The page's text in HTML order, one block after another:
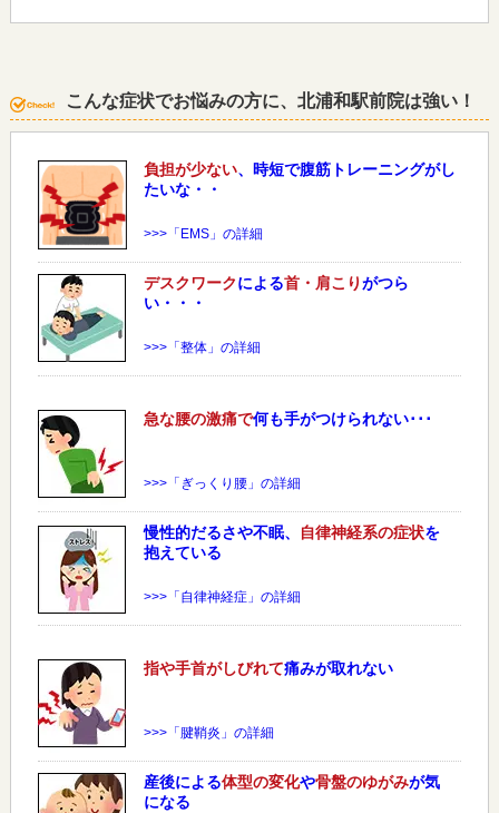
こんな症状でお悩みの方に、北浦和駅前院は強い！
負担が少ない、時短で腹筋トレーニングがし
たいな・・
>>>「EMS」の詳細
デスクワークによる首・肩こりがつら
い・・・
>>>「整体」の詳細
急な腰の激痛で何も手がつけられない･･･
>>>「ぎっくり腰」の詳細
慢性的だるさや不眠、 自律神経系の症状を
抱えている
>>>「自律神経症」の詳細
指や手首がしびれて痛みが取れない
>>>「腱鞘炎」の詳細
産後による体型の変化や骨盤のゆがみが気
になる